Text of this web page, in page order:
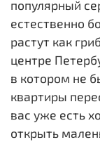
популярный
естественно
растут как
центре
в котором не
квартиры
вас уже есть
открыть